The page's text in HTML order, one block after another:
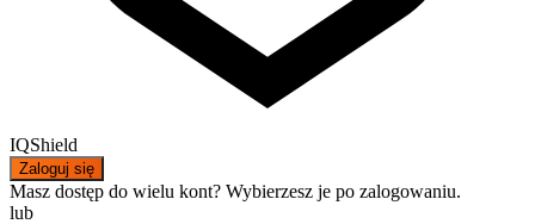
IQShield
Zaloguj się
Masz dostęp do wielu kont? Wybierzesz je po zalogowaniu.
lub